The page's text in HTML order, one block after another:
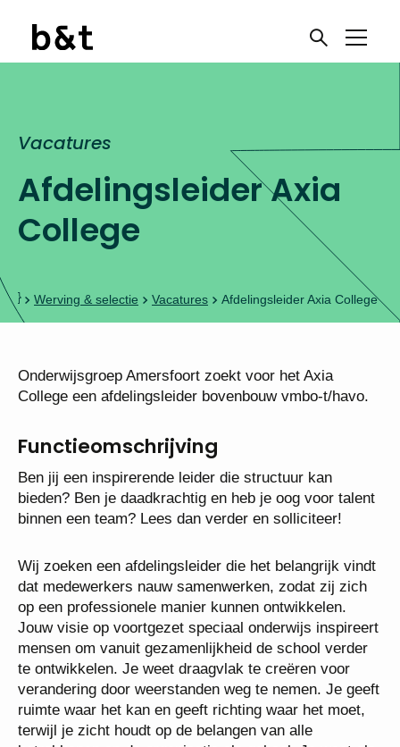
Afdelingsleider Axia
College
Vacatures
Werving & selectie Vacatures Afdelingsleider Axia College
Onderwijsgroep Amersfoort zoekt voor het Axia
College een afdelingsleider bovenbouw vmbo-
Functieomschrijving
Ben jij een inspirerende leider die structuur kan
bieden? Ben je daadkrachtig en heb je oog voor
solliciteer!
Wij zoeken een afdelingsleider die het belangrijk
vindt dat medewerkers nauw samenwerken, zodat
zij zich op een professionele manier kunnen
ontwikkelen. Jouw visie op voortgezet speciaal
onderwijs inspireert mensen om vanuit
gezamenlijkheid de school verder te ontwikkelen. Je
weet draagvlak te creëren voor verandering door